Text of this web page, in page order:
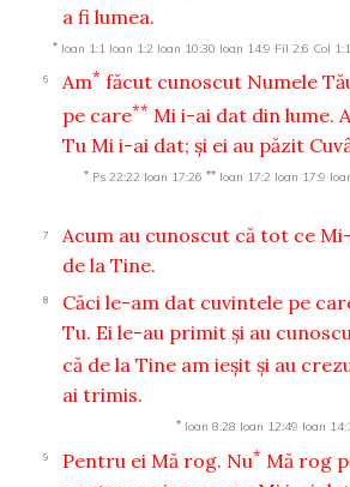
a fi lumea.
* Ioan 1:1 Ioan 1:2 Ioan 10:30 Ioan 14:9 Fil 2:6 Col
6 Am* făcut cunoscut Numele
pe care** Mi i-ai dat din lume.
Tu Mi i-ai dat; şi ei au păzit
* Ps 22:22 Ioan 17:26 ** Ioan 17:2 Ioan 17:9
7
Acum au cunoscut că tot ce
de la Tine.
8 Căci le-am dat cuvintele pe
Tu. Ei le-au primit şi au
că de la Tine am ieşit şi au
ai trimis.
* Ioan 8:28 Ioan 12:49 Ioan
9 Pentru ei Mă rog. Nu* Mă rog